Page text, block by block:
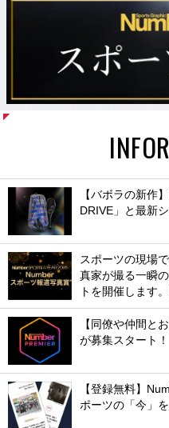
【バボラの新作
DRIVE」と最新
スポーツの現場
真家が撮る一瞬
トを開催します
【同僚や仲間と
が募集スタート！
【登録無料】
ポーツの「今」